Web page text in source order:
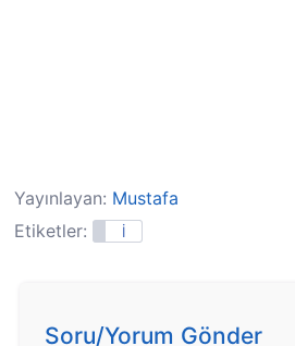
Yayınlayan: Mustafa
Etiketler:
İ
Soru/Yorum Gönder